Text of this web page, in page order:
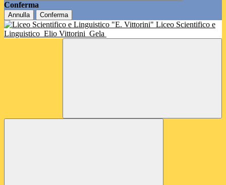
Conferma
Annulla Conferma
Liceo Scientifico e
Linguistico Elio Vittorini Gela